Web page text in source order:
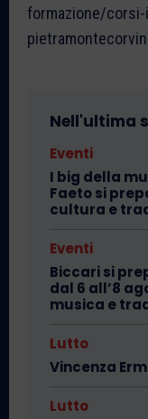
formazione/
Nell'ultima
Eventi
I big della
Faeto si
cultura e
Eventi
Biccari si
dal 6 all’8
musica e
Lutto
Vincenza
Lutto